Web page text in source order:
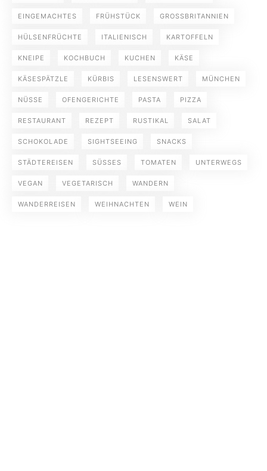
EINGEMACHTES FRÜHSTÜCK GROSSBRITANNIEN
HÜLSENFRÜCHTE ITALIENISCH KARTOFFELN
KNEIPE KOCHBUCH KUCHEN KÄSE
KÄSESPÄTZLE KÜRBIS LESENSWERT MÜNCHEN
NÜSSE OFENGERICHTE PASTA PIZZA
RESTAURANT REZEPT RUSTIKAL SALAT
SCHOKOLADE SIGHTSEEING SNACKS
STÄDTEREISEN SÜSSES TOMATEN UNTERWEGS
VEGAN VEGETARISCH WANDERN
WANDERREISEN WEIHNACHTEN WEIN